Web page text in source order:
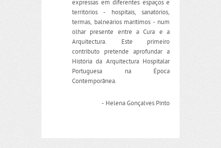
expressas em diferentes espaços e
territórios - hospitais, sanatórios,
termas, balneários marítimos - num
olhar presente entre a Cura e a
Arquitectura. Este primeiro
contributo pretende aprofundar a
História da Arquitectura Hospitalar
Portuguesa na Época
Contemporânea.
- Helena Gonçalves Pinto